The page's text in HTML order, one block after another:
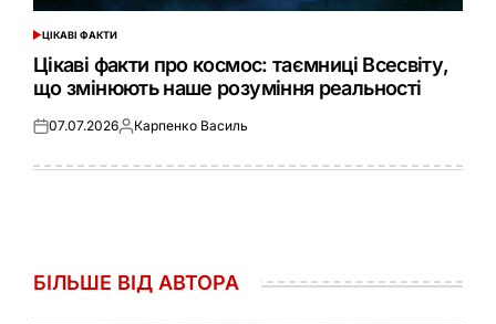
ОПУБЛІКУВАТИ
У
ЦІКАВІ ФАКТИ
Цікаві факти про космос: таємниці Всесвіту,
що змінюють наше розуміння реальності
Оприлюднено
07.07.2026Опубліковано
Карпенко Василь
БІЛЬШЕ ВІД АВТОРА